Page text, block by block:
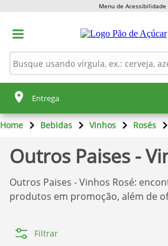
Menu de Acessibilidade
Entrega
Home Bebidas Vinhos Rosés
Outros Paises -
Outros Paises - Vinhos Rosé:
produtos em promoção, além de
sem dor de cabeça! Temos aqui a
de produtos
. Se
Filtrar